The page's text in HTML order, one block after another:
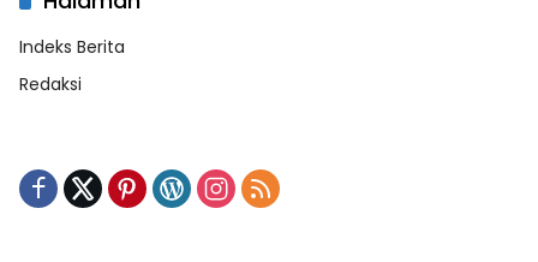
Indeks Berita
Redaksi